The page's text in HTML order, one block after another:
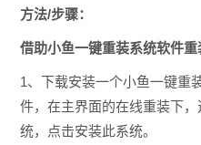
方法/步骤：
借助小鱼一键重装系统软件重
1、下载安装一个小鱼一键重
件，在主界面的在线重装下
统，点击安装此系统。